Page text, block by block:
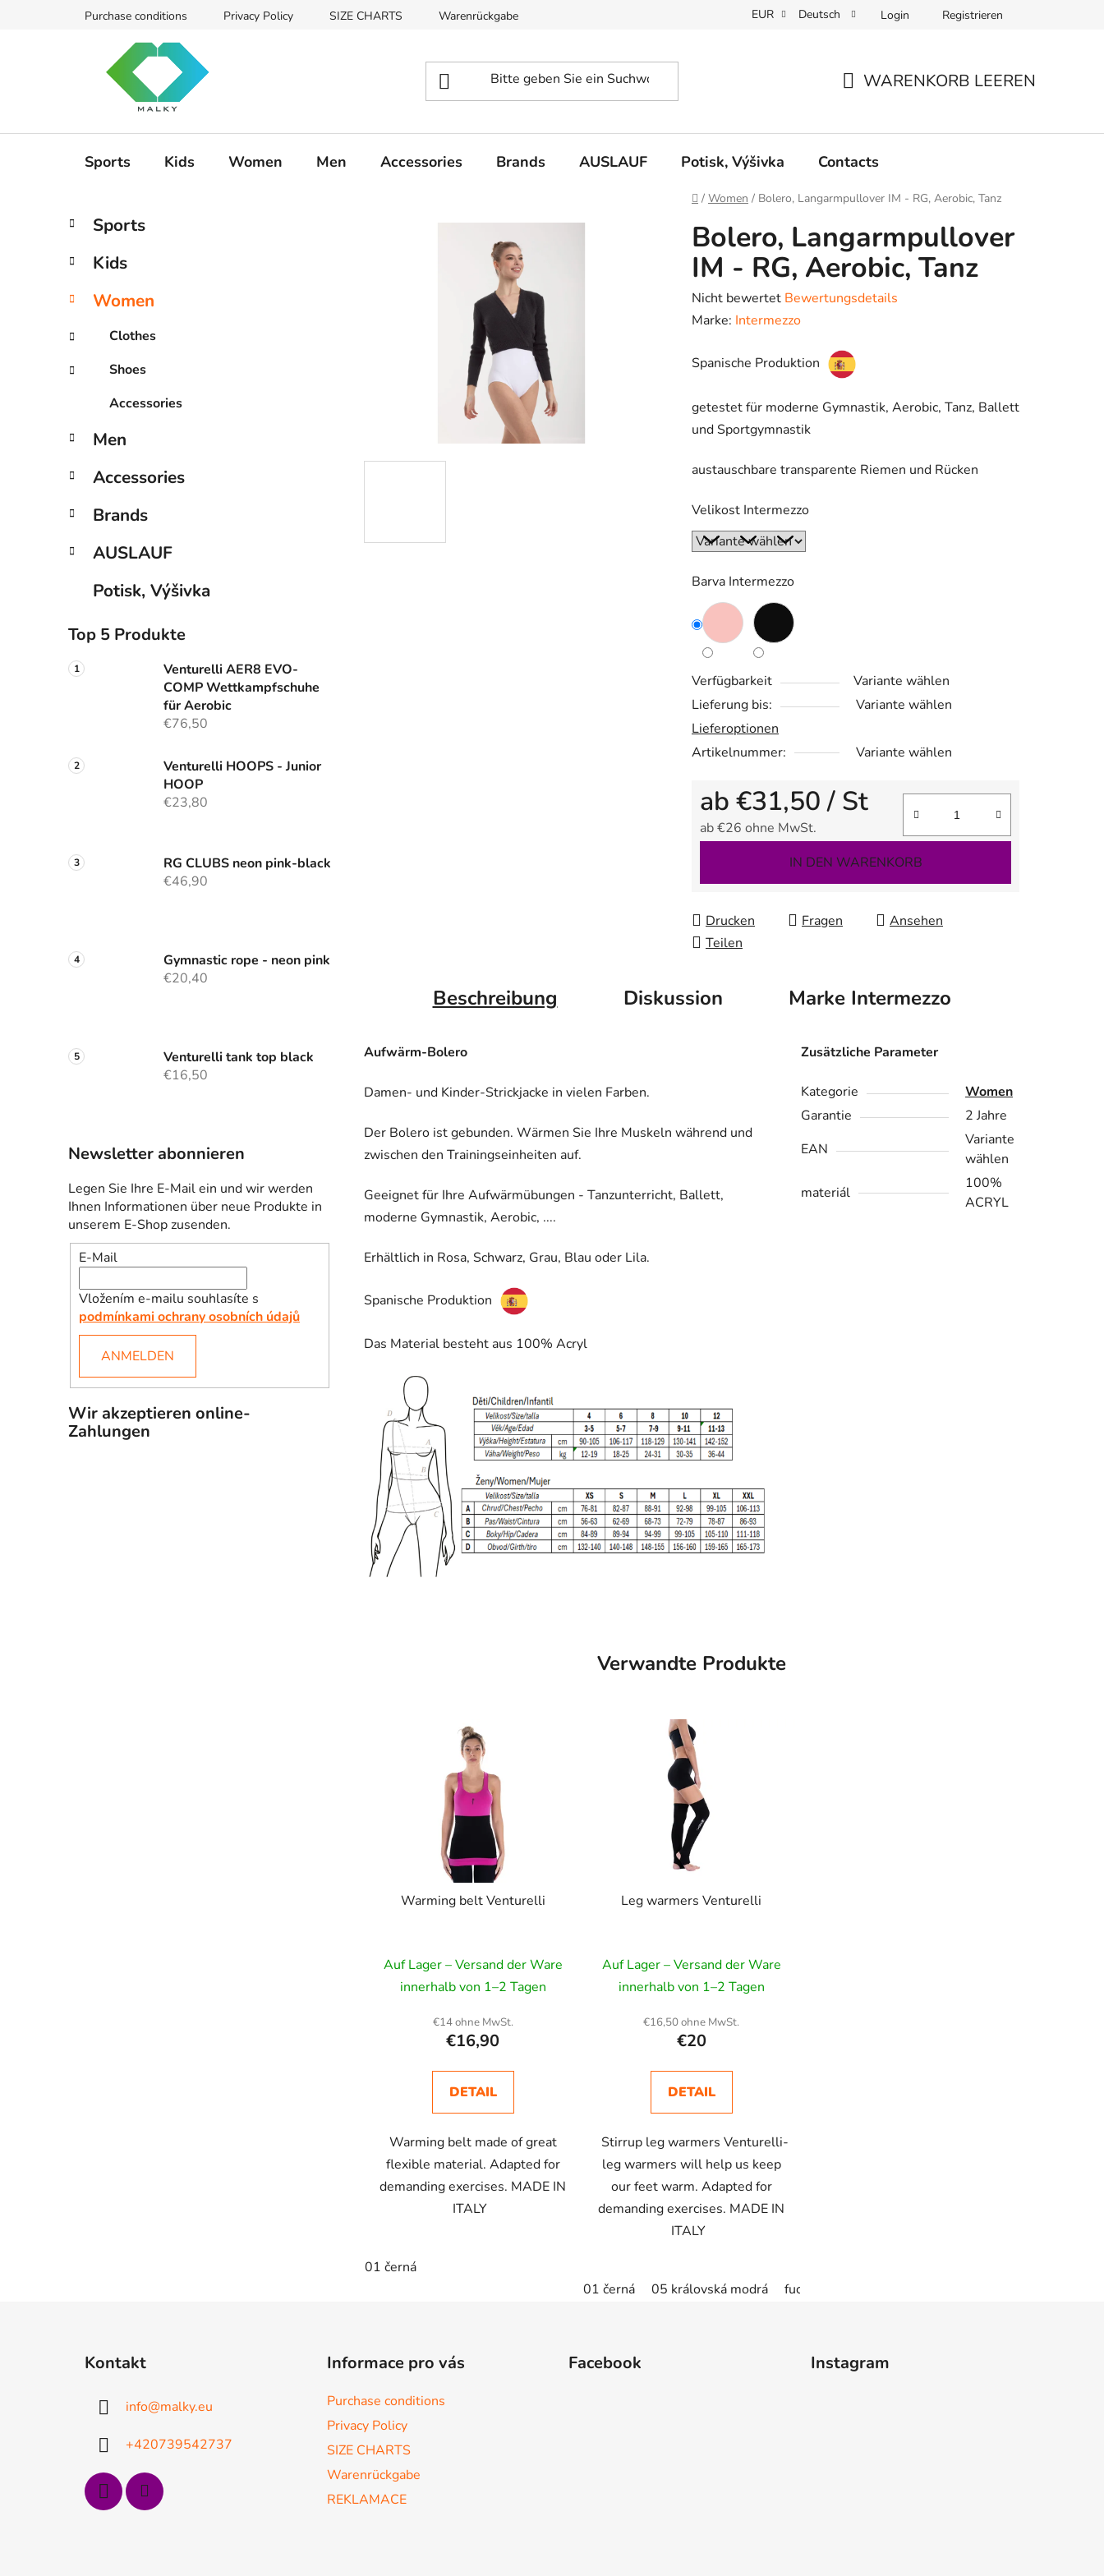
Purchase conditions Privacy Policy SIZE CHARTS Warenrückgabe EUR Deutsch Login Registrieren
WARENKORB LEEREN
Sports Kids Women Men Accessories Brands AUSLAUF Potisk, Výšivka Contacts
Startseite
/ Women / Bolero, Langarmpullover IM - RG, Aerobic, Tanz
S
i
e
l
e
t
e
Kategorien
überspringen
K
a
e
o
i
n
Sports
Kids
Women
Clothes
Shoes
Accessories
Men
Accessories
Brands
AUSLAUF
Potisk, Výšivka
Top 5 Produkte
Venturelli AER8 EVO-
COMP Wettkampfschuhe
für Aerobic
€76,50
Venturelli HOOPS - Junior
HOOP
€23,80
RG CLUBS neon pink-black
€46,90
Gymnastic rope - neon pink
€20,40
Venturelli tank top black
€16,50
Newsletter abonnieren
Legen Sie Ihre E-Mail ein und wir werden
Ihnen Informationen über neue Produkte in
unserem E-Shop zusenden.
E-Mail
Vložením e-mailu souhlasíte s
podmínkami ochrany osobních údajů
ANMELDEN
Wir akzeptieren online-
Zahlungen
Bolero, Langarmpullover
IM - RG, Aerobic, Tanz
Die
durchschnittliche
ist
von
5
Nicht bewertet Bewertungsdetails
Marke: Intermezzo
Spanische Produktion
getestet für moderne Gymnastik, Aerobic, Tanz, Ballett
und Sportgymnastik
austauschbare transparente Riemen und Rücken
Velikost Intermezzo
Barva Intermezzo
Verfügbarkeit
Variante wählen
Lieferung bis:
Variante wählen
Lieferoptionen
Artikelnummer:
Variante wählen
ab €31,50 / St
ab€26 ohne MwSt.
IN DEN WARENKORB
Drucken Fragen
Ansehen
Teilen
Beschreibung Diskussion MarkeIntermezzo
Aufwärm-Bolero
Damen- und Kinder-Strickjacke in vielen Farben.
Der Bolero ist gebunden. Wärmen Sie Ihre Muskeln während und
zwischen den Trainingseinheiten auf.
Geeignet für Ihre Aufwärmübungen - Tanzunterricht, Ballett,
moderne Gymnastik, Aerobic, ....
Erhältlich in Rosa, Schwarz, Grau, Blau oder Lila.
Spanische Produktion
Das Material besteht aus 100% Acryl
Zusätzliche Parameter
Kategorie
Women
Garantie
2 Jahre
EAN
Variante
wählen
materiál
100%
ACRYL
Verwandte Produkte
Warming belt Venturelli
Auf Lager – Versand der Ware
innerhalb von 1–2 Tagen
€14 ohne MwSt.
€16,90
DETAIL
Warming belt made of great
flexible material. Adapted for
demanding exercises. MADE IN
ITALY
01 černá
Leg warmers Venturelli
Auf Lager – Versand der Ware
innerhalb von 1–2 Tagen
€16,50 ohne MwSt.
€20
DETAIL
Stirrup leg warmers Venturelli-
leg warmers will help us keep
our feet warm. Adapted for
demanding exercises. MADE IN
ITALY
01 černá 05 královská modrá fuchsiová neon
Kontakt
info@malky.eu
+420739542737
Informace pro vás
Purchase conditions
Privacy Policy
SIZE CHARTS
Warenrückgabe
REKLAMACE
Facebook Instagram